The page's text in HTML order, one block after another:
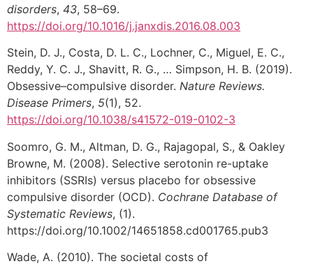
disorders, 43, 58–69.
https://doi.org/10.1016/j.janxdis.2016.08.003
Stein, D. J., Costa, D. L. C., Lochner, C., Miguel, E. C.,
Reddy, Y. C. J., Shavitt, R. G., … Simpson, H. B. (2019).
Obsessive–compulsive disorder. Nature Reviews.
Disease Primers, 5(1), 52.
https://doi.org/10.1038/s41572-019-0102-3
Soomro, G. M., Altman, D. G., Rajagopal, S., & Oakley
Browne, M. (2008). Selective serotonin re-uptake
inhibitors (SSRIs) versus placebo for obsessive
compulsive disorder (OCD). Cochrane Database of
Systematic Reviews, (1).
https://doi.org/10.1002/14651858.cd001765.pub3
Wade, A. (2010). The societal costs of